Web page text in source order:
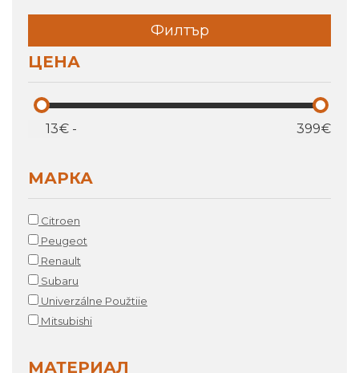
Филтър
ЦЕНА
€ - €
МАРКА
Citroen
Peugeot
Renault
Subaru
Univerzálne Použtiie
Мitsubishi
МАТЕРИАЛ